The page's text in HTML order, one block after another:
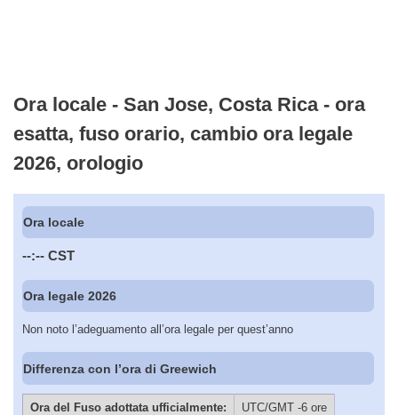
Ora locale - San Jose, Costa Rica - ora
esatta, fuso orario, cambio ora legale
2026, orologio
Ora locale
--:-- CST
Ora legale 2026
Non noto l’adeguamento all’ora legale per quest’anno
Differenza con l’ora di Greewich
Ora del Fuso adottata ufficialmente:
UTC/GMT -6 ore